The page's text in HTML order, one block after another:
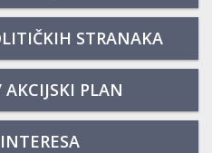
STRANAKA
AKCIJSKI PLAN